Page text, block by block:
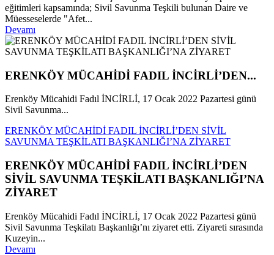
eğitimleri kapsamında; Sivil Savunma Teşkili bulunan Daire ve
Müesseselerde "Afet...
Devamı
ERENKÖY MÜCAHİDİ FADIL İNCİRLİ’DEN...
Erenköy Mücahidi Fadıl İNCİRLİ, 17 Ocak 2022 Pazartesi günü
Sivil Savunma...
ERENKÖY MÜCAHİDİ FADIL İNCİRLİ’DEN SİVİL
SAVUNMA TEŞKİLATI BAŞKANLIĞI’NA ZİYARET
ERENKÖY MÜCAHİDİ FADIL İNCİRLİ’DEN
SİVİL SAVUNMA TEŞKİLATI BAŞKANLIĞI’NA
ZİYARET
Erenköy Mücahidi Fadıl İNCİRLİ, 17 Ocak 2022 Pazartesi günü
Sivil Savunma Teşkilatı Başkanlığı’nı ziyaret etti. Ziyareti sırasında
Kuzeyin...
Devamı